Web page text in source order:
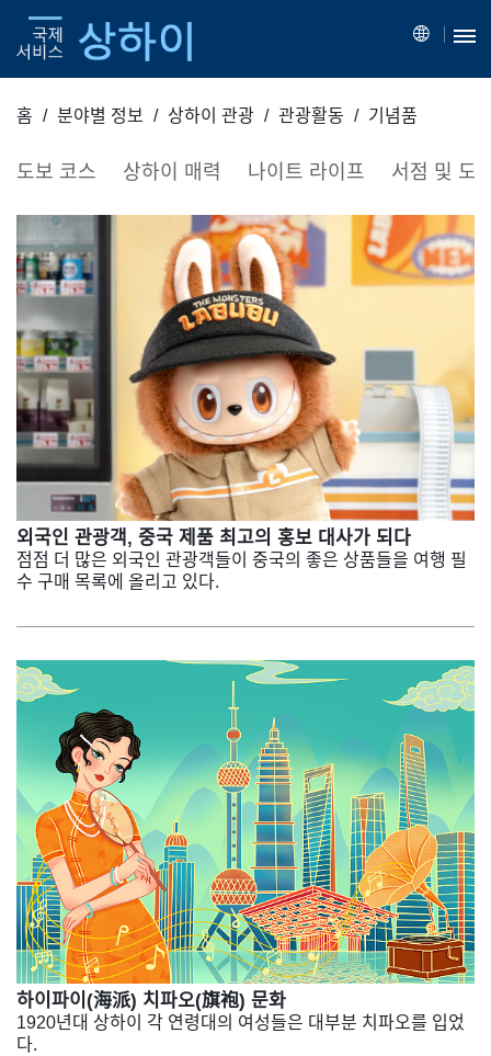
홈 분야별 정보 상하이 관광 관광활동 기념품
도보 코스 상하이 매력 나이트 라이프 서점 및 도
외국인 관광객, 중국 제품 최고의 홍보 대사가 되다
점점 더 많은 외국인 관광객들이 중국의 좋은 상품들을 여행 필
수 구매 목록에 올리고 있다.
하이파이(海派) 치파오(旗袍) 문화
1920년대 상하이 각 연령대의 여성들은 대부분 치파오를 입었
다.